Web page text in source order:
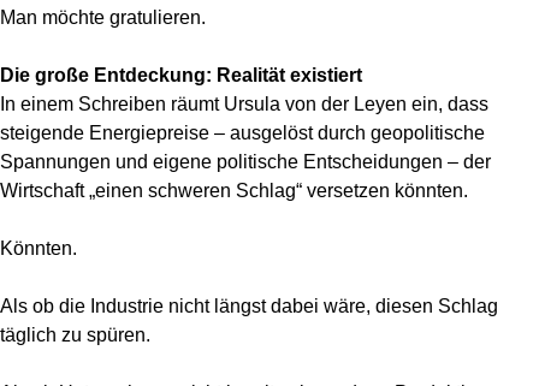
Man möchte gratulieren.
Die große Entdeckung: Realität existiert
In einem Schreiben räumt Ursula von der Leyen ein, dass
steigende Energiepreise – ausgelöst durch geopolitische
Spannungen und eigene politische Entscheidungen – der
Wirtschaft „einen schweren Schlag“ versetzen könnten.
Könnten.
Als ob die Industrie nicht längst dabei wäre, diesen Schlag
täglich zu spüren.